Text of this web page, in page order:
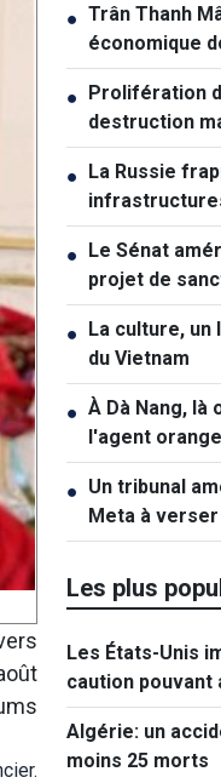
● Trân Thanh
économique
tranchant»
criminalité
● Prolifération
destruction
nationale
prévention
● La Russie
vitales de
● Le Sénat
projet de
contre la
● La culture, un
du Vietnam
● À Dà Nang, là
l'agent
vivre
● Un tribunal
Meta à
dollars dans
impliquant
Les plus
Les États-Unis
caution pouvant
dollars pour les
de
Algérie: un
moins 25 morts